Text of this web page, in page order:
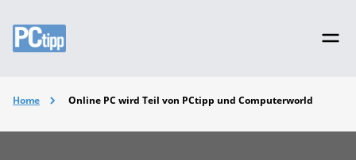
Home Online PC wird Teil von PCtipp und Computerworld